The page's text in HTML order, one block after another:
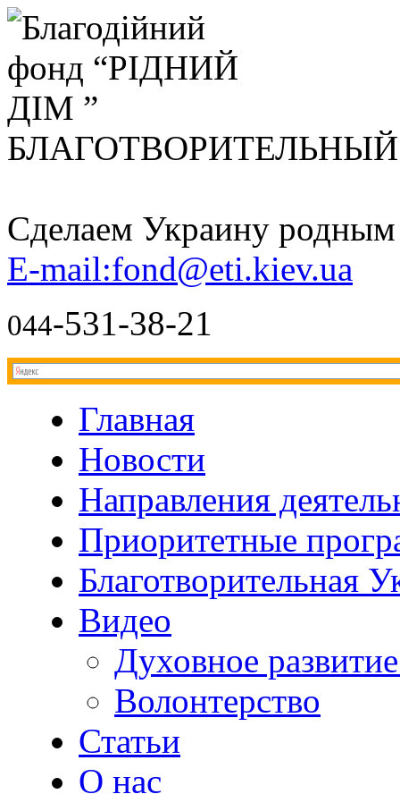
Сделаем Украину родным
E-mail:fond@eti.kiev.ua
044-531-38-21
Главная
Новости
Направления
Приоритетные
Благотворительная
Видео
Духовное
Волонтерство
Статьи
О нас